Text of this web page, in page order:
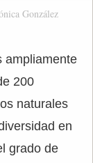
González
ampliamente
200
naturales
en
grado de